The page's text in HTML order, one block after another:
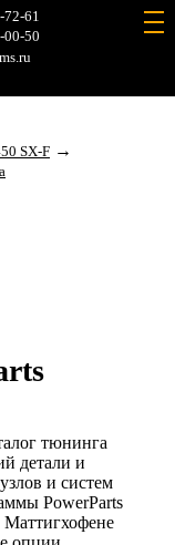
72-61
00-50
SX-F →
тюнинга
детали и
и систем
PowerParts